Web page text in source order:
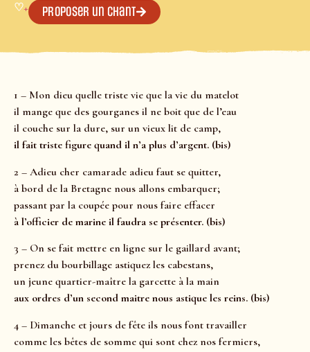
♡+ Proposer un chant
1 – Mon dieu quelle triste vie que la vie du matelot
il mange que des gourganes il ne boit que de l’eau
il couche sur la dure, sur un vieux lit de camp,
il fait triste figure quand il n’a plus d’argent. (bis)
2 – Adieu cher camarade adieu faut se quitter,
à bord de la Bretagne nous allons embarquer;
passant par la coupée pour nous faire effacer
à l’officier de marine il faudra se présenter. (bis)
3 – On se fait mettre en ligne sur le gaillard avant;
prenez du bourbillage astiquez les cabestans,
un jeune quartier-maître la garcette à la main
aux ordres d’un second maitre nous astique les reins. (bis)
4 – Dimanche et jours de fête ils nous font travailler
comme les bêtes de somme qui sont chez nos fermiers,